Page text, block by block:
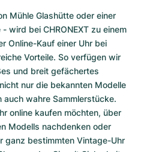
Mühle Glashütte oder einer
wird bei CHRONEXT zu einem
Online-Kauf einer Uhr bei
Vorteile. So verfügen wir
und breit gefächertes
nur die bekannten Modelle
auch wahre Sammlerstücke.
online kaufen möchten, über
Modells nachdenken oder
ganz bestimmten Vintage-Uhr